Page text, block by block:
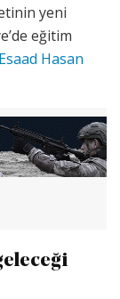
yeni
eğitim
Esaad Hasan